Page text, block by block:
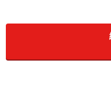
雑貨の福袋を数点
。
（30代 会社員）